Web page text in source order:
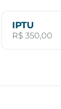
IPTU
R$ 350,00